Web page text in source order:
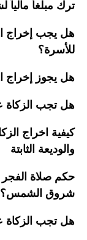
ترك مبلغاً
هل يجب إخراج
للأسرة؟
هل يجوز إخراج
هل تجب الزكاة
كيفية اخراج
والوديعة الثابتة
حكم صلاة
شروق الشمس؟
هل تجب الزكاة